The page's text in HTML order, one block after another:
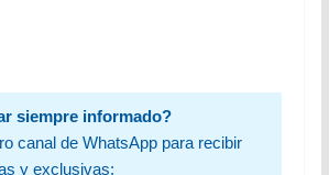
siempre informado?
canal de WhatsApp para recibir
y exclusivas: